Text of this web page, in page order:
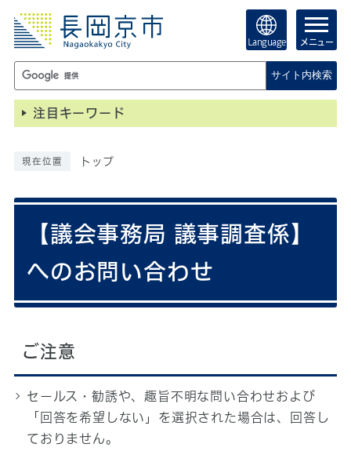
Language メニュー
サイト内検索
注目キーワード
現在位置 トップ
【議会事務局 議事調査係】
へのお問い合わせ
ご注意
セールス・勧誘や、趣旨不明な問い合わせおよび
「回答を希望しない」を選択された場合は、回答し
ておりません。